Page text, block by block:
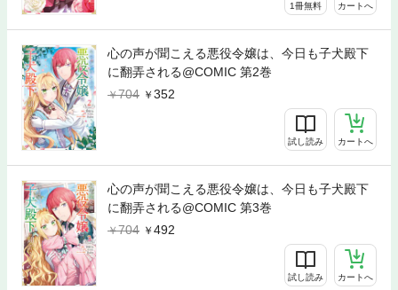
1冊無料 カートへ
心の声が聞こえる悪役令嬢は、今日も子犬殿下
に翻弄される@COMIC 第2巻
704
352
試し読み カートへ
心の声が聞こえる悪役令嬢は、今日も子犬殿下
に翻弄される@COMIC 第3巻
704
492
試し読み カートへ